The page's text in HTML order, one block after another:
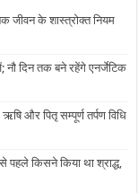
जीवन के शास्त्रोक्त नियम
नौ दिन तक बने रहेंगे एनर्जेटिक
और पितृ सम्पूर्ण तर्पण विधि
पहले किसने किया था श्राद्ध,